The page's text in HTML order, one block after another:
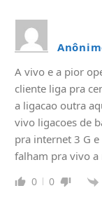
A vivo e a pior
cliente liga pra
a ligacao outra
vivo ligacoes de
pra internet 3 G
falham pra vivo a
0 0